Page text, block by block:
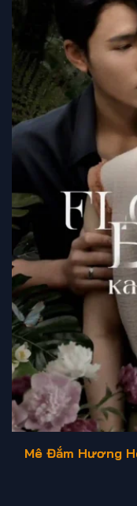
Mê Đắm Hương